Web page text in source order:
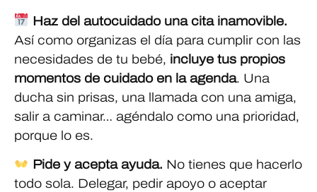
Haz del autocuidado una cita inamovible.
Así como organizas el día para cumplir con las
necesidades de tu bebé, incluye tus propios
momentos de cuidado en la agenda. Una
ducha sin prisas, una llamada con una amiga,
salir a caminar… agéndalo como una prioridad,
porque lo es.
Pide y acepta ayuda. No tienes que hacerlo
todo sola. Delegar, pedir apoyo o aceptar